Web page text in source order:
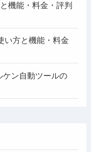
機能・料金・評判
い方と機能・料金
ケン自動ツールの